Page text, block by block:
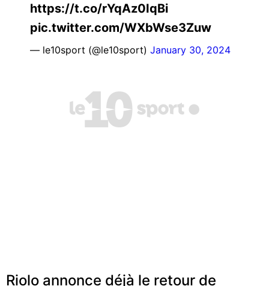
https://t.co/rYqAz0IqBi
pic.twitter.com/WXbWse3Zuw
— le10sport (@le10sport) January 30, 2024
Riolo annonce déjà le retour de